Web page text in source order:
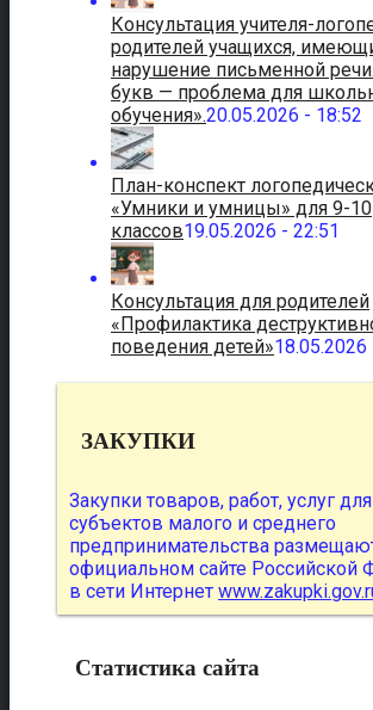
Консультация учителя-
родителей учащихся,
нарушение письменной
букв — проблема для
обучения».20.05.2026 - 18:52
План-конспект
«Умники и умницы» для 9-10
классов19.05.2026 - 22:51
Консультация для родителей
«Профилактика
поведения детей»18.05.2026
ЗАКУПКИ
Закупки товаров, работ, услуг для
субъектов малого и среднего
предпринимательства
официальном сайте Российской
в сети Интернет
Статистика сайта